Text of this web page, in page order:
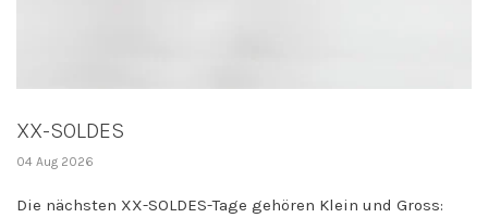
XX-SOLDES
04 Aug 2026
Die nächsten XX-SOLDES-Tage gehören Klein und Gross: